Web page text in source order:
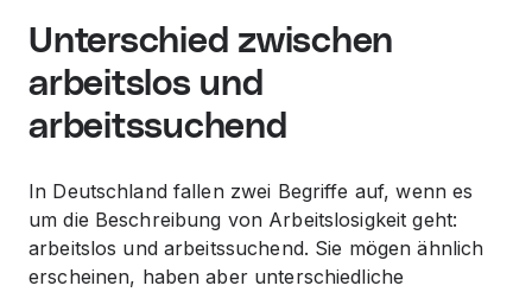
Unterschied zwischen
arbeitslos und
arbeitssuchend
In Deutschland fallen zwei Begriffe auf, wenn es
um die Beschreibung von Arbeitslosigkeit geht:
arbeitslos und arbeitssuchend. Sie mögen ähnlich
erscheinen, haben aber unterschiedliche